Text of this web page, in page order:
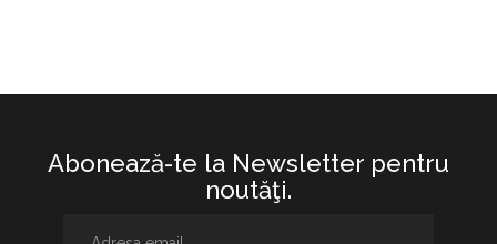
Abonează-te la Newsletter pentru
noutăţi.